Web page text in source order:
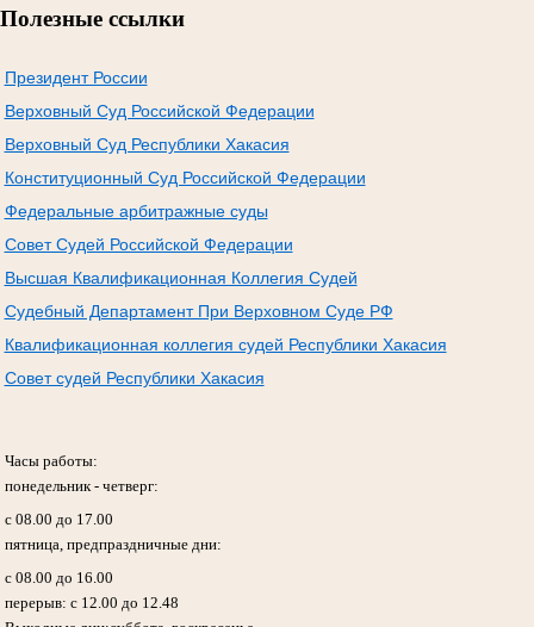
Полезные ссылки
Президент России
Верховный Суд Российской Федерации
Верховный Суд Республики Хакасия
Конституционный Суд Российской Федерации
Федеральные арбитражные суды
Совет Судей Российской Федерации
Высшая Квалификационная Коллегия Судей
Судебный Департамент При Верховном Суде РФ
Квалификационная коллегия судей Республики Хакасия
Совет судей Республики Хакасия
Часы работы:
понедельник - четверг:
с 08.00 до 17.00
пятница, предпраздничные дни:
с 08.00 до 16.00
перерыв: с 12.00 до 12.48